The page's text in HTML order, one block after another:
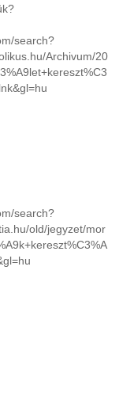
search?
Archivum/20
search?
old/jegyzet/mor